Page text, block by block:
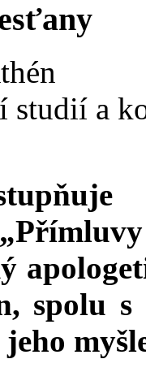
studií a
spolu